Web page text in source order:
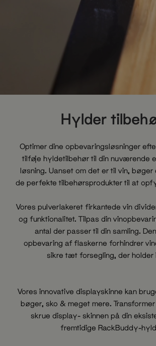
Hylder
Optimer dine opbevaringsløsninger
tilføje hyldetilbehør til din nuværende
løsning. Uanset om det er til vin, bøger
de perfekte tilbehørsprodukter til at
Vores pulverlakeret firkantede vin
og funktionalitet. Tilpas din
antal der passer til din samling.
opbevaring af flaskerne forhindrer
sikre tæt forsegling, der holder
Vores innovative displayskinne kan
bøger, sko & meget mere.
skrue display- skinnen på din
fremtidige RackBuddy-